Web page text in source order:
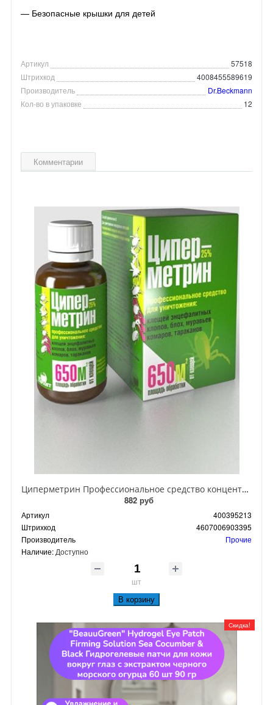
— Безопасные крышки для детей
Артикул
57518
Штрихкод
4008455589619
Производитель
Dr.Beckmann
Кол-во в упаковке
12
Комментарии
Циперметрин Профессиональное средство концентрат эмульсии 25% для уничтожения тараканов, мух,комаров, блох, клопов, муравьев, ос 50 мл
882 руб
Артикул
400395213
Штрихкод
4607006903395
Производитель
Прочие
Наличие: Доступно
шт
В корзину
Скидка!